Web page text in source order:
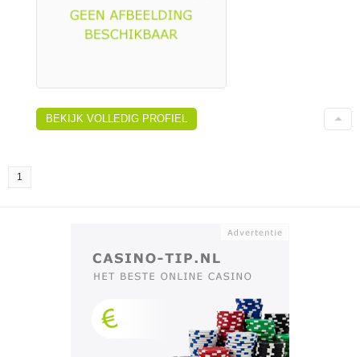
BEKIJK VOLLEDIG PROFIEL
1